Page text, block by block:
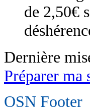
de 2,50€
Dernière
Préparer ma
OSN Footer